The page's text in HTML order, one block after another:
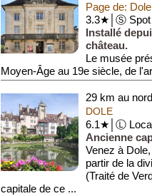
Page de: Dole
3.3★│Ⓢ Spot│
Installé
château.
Le musée
Moyen-Âge au 19e siècle, de
archéologiques.
29 km au
DOLE
6.1★│Ⓛ
Ancienne
Venez à
partir de la
(Traité de
capitale de ce ...